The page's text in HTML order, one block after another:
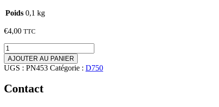
Poids 0,1 kg
€4,00 TTC
quantité
de
Rondelle
de
d'injection
AJOUTER AU PANIER
UGS : PN453 Catégorie : D750
Contact